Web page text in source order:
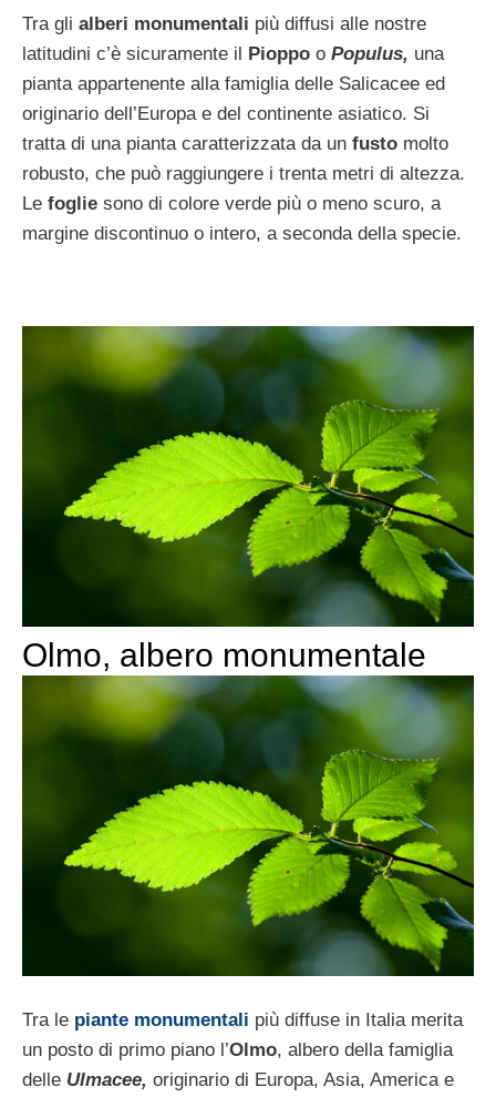
Tra gli alberi monumentali più diffusi alle nostre
latitudini c’è sicuramente il Pioppo o Populus, una
pianta appartenente alla famiglia delle Salicacee ed
originario dell’Europa e del continente asiatico. Si
tratta di una pianta caratterizzata da un fusto molto
robusto, che può raggiungere i trenta metri di altezza.
Le foglie sono di colore verde più o meno scuro, a
margine discontinuo o intero, a seconda della specie.
Olmo, albero monumentale
Tra le piante monumentali più diffuse in Italia merita
un posto di primo piano l’Olmo, albero della famiglia
delle Ulmacee, originario di Europa, Asia, America e